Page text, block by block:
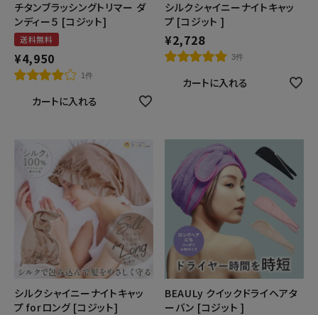
チタンブラッシングトリマー ダ
ンディー５ [コジット]
送料無料
¥4,950
1件
カートに入れる
シルクシャイニーナイトキャッ
プ [コジット ]
¥2,728
3件
カートに入れる
シルクシャイニーナイトキャッ
プ forロング [コジット]
BEAULy クイックドライヘアタ
ーバン [コジット ]